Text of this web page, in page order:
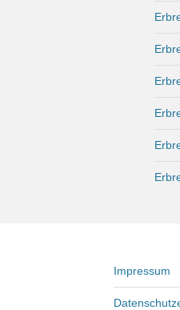
Impressum